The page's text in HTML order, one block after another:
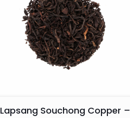
Lapsang Souchong Copper –